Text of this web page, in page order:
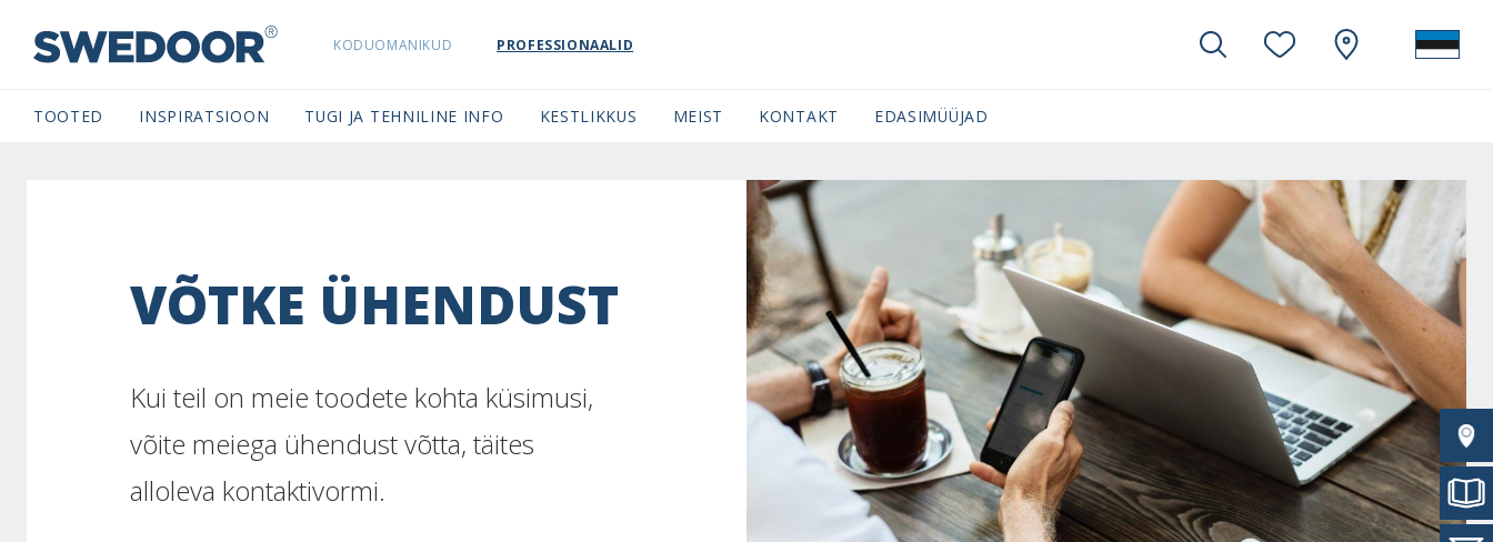
SWEDOORESTONIA NAVIGATION
KODUOMANIKUD PROFESSIONAALID
TOOTED INSPIRATSIOON TUGI JA TEHNILINE INFO KESTLIKKUS MEIST KONTAKT EDASIMÜÜJAD
VÕTKE ÜHENDUST
Kui teil on meie toodete kohta küsimusi,
võite meiega ühendust võtta, täites
alloleva kontaktivormi.